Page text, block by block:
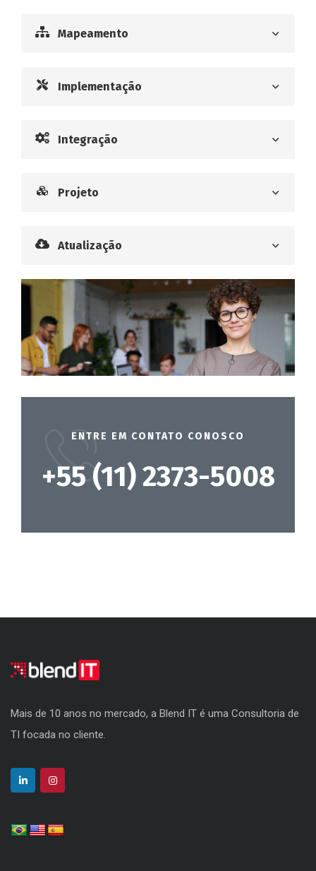
Mapeamento
Implementação
Integração
Projeto
Atualização
ENTRE EM CONTATO CONOSCO
+55 (11) 2373-5008
Mais de 10 anos no mercado, a Blend IT é uma Consultoria de
TI focada no cliente.